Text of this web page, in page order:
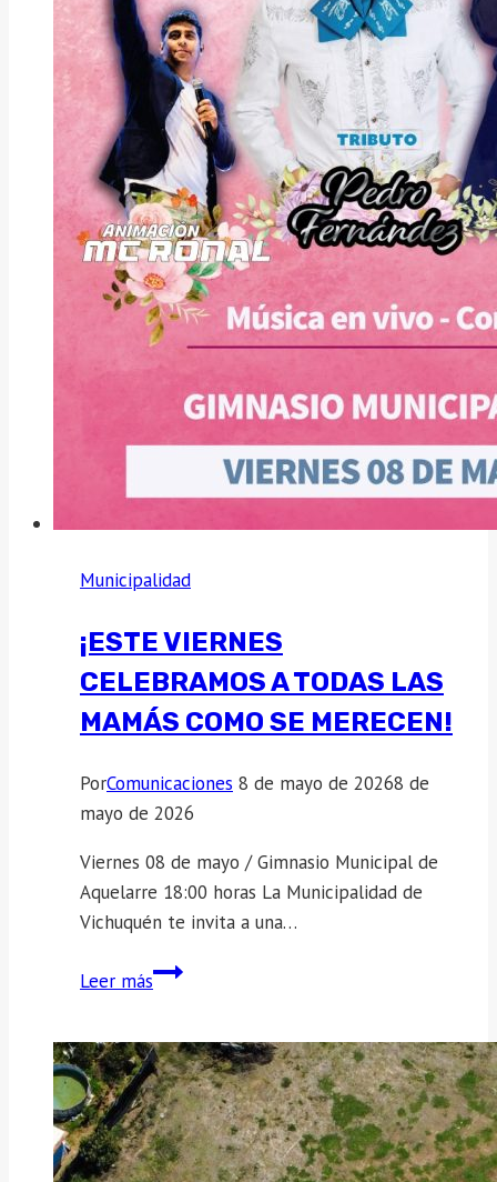
Municipalidad
¡ESTE VIERNES
CELEBRAMOS A TODAS LAS
MAMÁS COMO SE MERECEN!
PorComunicaciones 8 de mayo de 20268 de
mayo de 2026
Viernes 08 de mayo / Gimnasio Municipal de
Aquelarre 18:00 horas La Municipalidad de
Vichuquén te invita a una…
Leer más¡Este
a
todas
las
mamás